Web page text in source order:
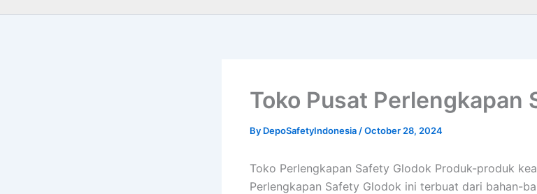
Toko Pusat Perlengkapan
By DepoSafetyIndonesia /October 28, 2024
Toko Perlengkapan Safety Glodok Produk-produk
Perlengkapan Safety Glodok ini terbuat dari bahan-